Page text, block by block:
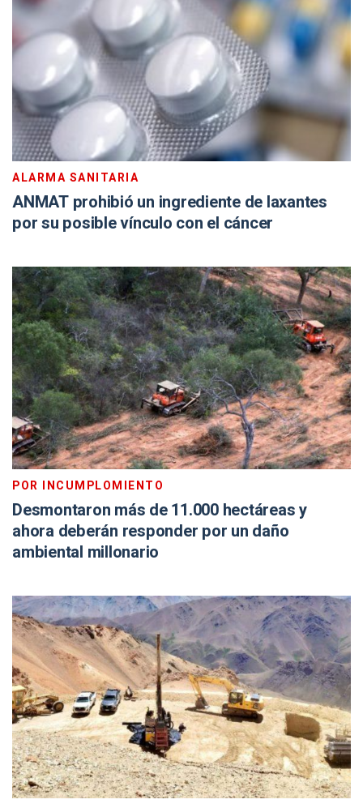
ALARMA SANITARIA
ANMAT prohibió un ingrediente de laxantes
por su posible vínculo con el cáncer
POR INCUMPLOMIENTO
Desmontaron más de 11.000 hectáreas y
ahora deberán responder por un daño
ambiental millonario